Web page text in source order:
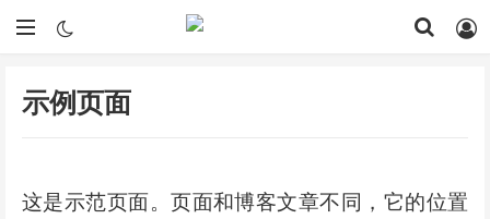
示例页面
这是示范页面。页面和博客文章不同，它的位置